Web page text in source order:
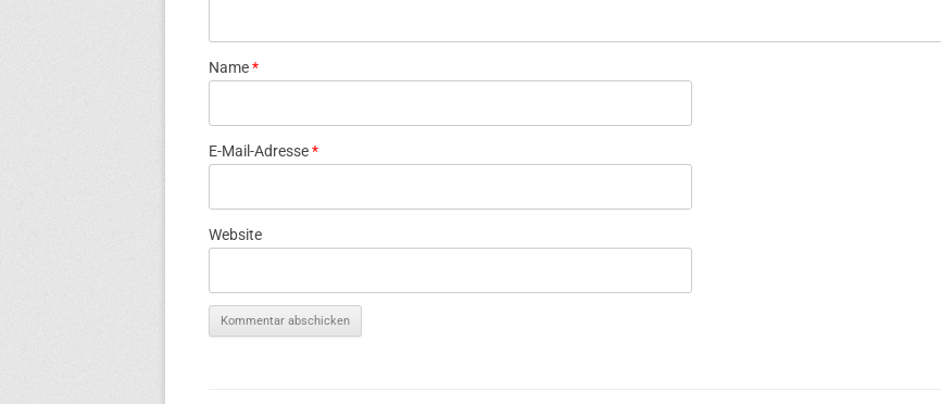
Name*
E-Mail-Adresse*
Website